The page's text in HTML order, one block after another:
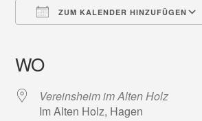
ZUM KALENDER HINZUFÜGEN
WO
Vereinsheim im Alten Holz
Im Alten Holz, Hagen